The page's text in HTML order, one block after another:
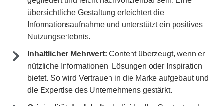
übersichtliche Gestaltung erleichtert die
Informationsaufnahme und unterstützt ein positives
Nutzungserlebnis.
Inhaltlicher Mehrwert: Content überzeugt, wenn er
nützliche Informationen, Lösungen oder Inspiration
bietet. So wird Vertrauen in die Marke aufgebaut und
die Expertise des Unternehmens gestärkt.